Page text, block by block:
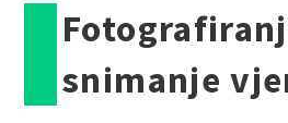
snimanje